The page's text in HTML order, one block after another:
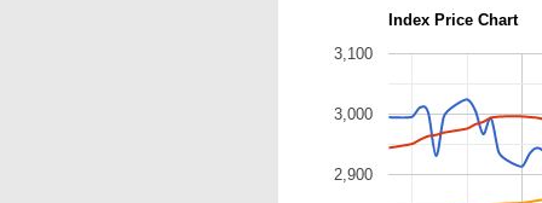
Index Price Chart
2,900
3,000
3,100